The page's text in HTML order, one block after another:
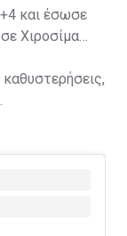
και έσωσε
Χιροσίμα